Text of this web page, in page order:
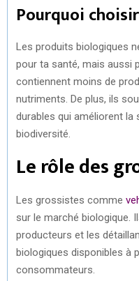
Pourquoi
Les produits biologiques
pour ta santé, mais aussi
contiennent moins de
nutriments. De plus, ils
durables qui améliorent
biodiversité.
Le rôle des
Les grossistes comme
sur le marché biologique.
producteurs et les
biologiques disponibles à
consommateurs.